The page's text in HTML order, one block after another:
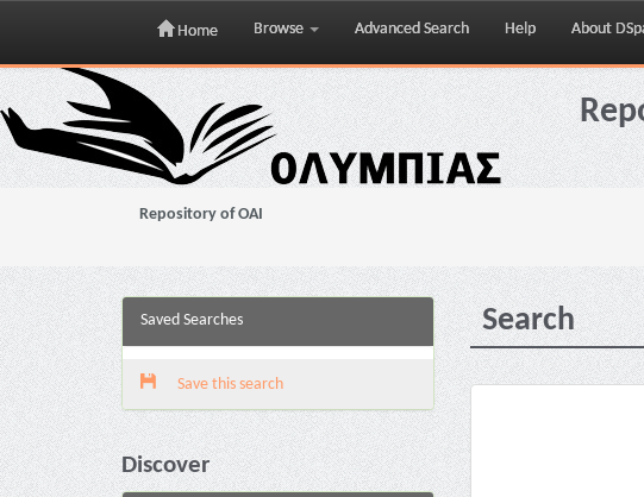
Skip
navigation
Home Browse Advanced Search Help About
Repository of OAI
Saved Searches
Save this search
Discover
Search